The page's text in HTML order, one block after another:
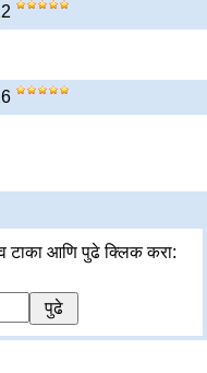
टाका आणि पुढे क्लिक करा: